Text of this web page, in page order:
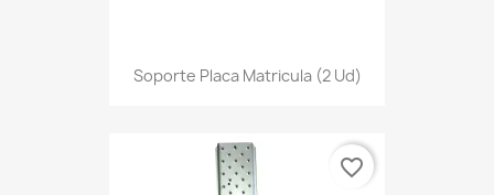
Soporte Placa Matricula (2 Ud)
favorite_border